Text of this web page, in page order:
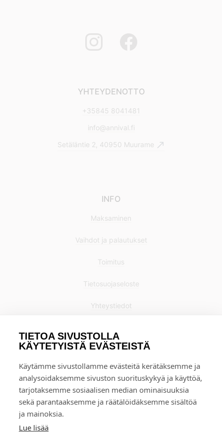
TIETOA SIVUSTOLLA
KÄYTETYISTÄ EVÄSTEISTÄ
Käytämme sivustollamme evästeitä kerätäksemme ja
analysoidaksemme sivuston suorituskykyä ja käyttöä,
tarjotaksemme sosiaalisen median ominaisuuksia
sekä parantaaksemme ja räätälöidäksemme sisältöä
ja mainoksia.
Lue lisää
YHTEYDENOTTO
+35845 8041481
info@annival.fi
Setäläntie 2, 40950 Muurame
INFO
Maksaminen
Vaihdot ja palautukset
Toimitus
Tietosuojaseloste
Yhteystiedot